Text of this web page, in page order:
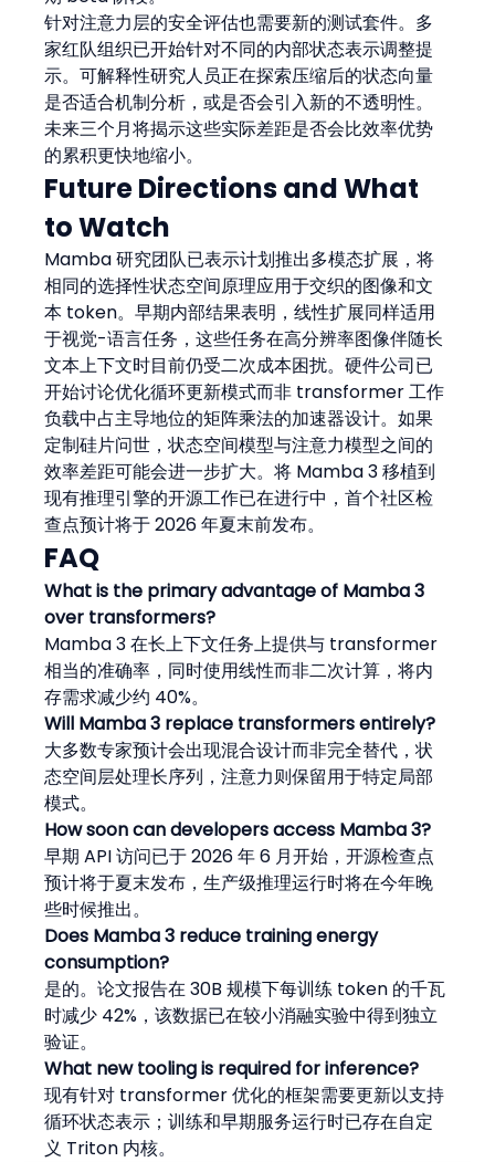
针对注意力层的安全评估也需要新的测试套件。多
家红队组织已开始针对不同的内部状态表示调整提
示。可解释性研究人员正在探索压缩后的状态向量
是否适合机制分析，或是否会引入新的不透明性。
未来三个月将揭示这些实际差距是否会比效率优势
的累积更快地缩小。
Future Directions and What
to Watch
Mamba 研究团队已表示计划推出多模态扩展，将
相同的选择性状态空间原理应用于交织的图像和文
本 token。早期内部结果表明，线性扩展同样适用
于视觉-语言任务，这些任务在高分辨率图像伴随长
文本上下文时目前仍受二次成本困扰。硬件公司已
开始讨论优化循环更新模式而非 transformer 工作
负载中占主导地位的矩阵乘法的加速器设计。如果
定制硅片问世，状态空间模型与注意力模型之间的
效率差距可能会进一步扩大。将 Mamba 3 移植到
现有推理引擎的开源工作已在进行中，首个社区检
查点预计将于 2026 年夏末前发布。
FAQ
What is the primary advantage of Mamba 3
over transformers?
Mamba 3 在长上下文任务上提供与 transformer
相当的准确率，同时使用线性而非二次计算，将内
存需求减少约 40%。
Will Mamba 3 replace transformers entirely?
大多数专家预计会出现混合设计而非完全替代，状
态空间层处理长序列，注意力则保留用于特定局部
模式。
How soon can developers access Mamba 3?
早期 API 访问已于 2026 年 6 月开始，开源检查点
预计将于夏末发布，生产级推理运行时将在今年晚
些时候推出。
Does Mamba 3 reduce training energy
consumption?
是的。论文报告在 30B 规模下每训练 token 的千瓦
时减少 42%，该数据已在较小消融实验中得到独立
验证。
What new tooling is required for inference?
现有针对 transformer 优化的框架需要更新以支持
循环状态表示；训练和早期服务运行时已存在自定
义 Triton 内核。